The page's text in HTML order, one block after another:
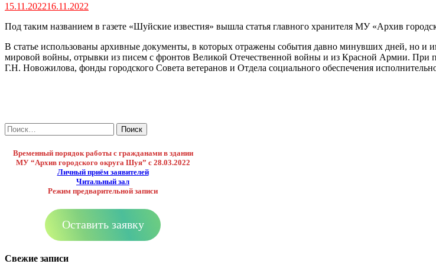
15.11.202216.11.2022
Под таким названием в газете «Шуйские известия» вышла статья главного хранителя МУ «Архив
В статье использованы архивные документы, в которых отражены события давно минувших дней, но
мировой войны, отрывки из писем с фронтов Великой Отечественной войны и из Красной Армии.
Г.Н. Новожилова, фонды городского Совета ветеранов и Отдела социального обеспечения
Найти:
Временный порядок работы с гражданами в здании
МУ “Архив городского округа Шуя” с 28.03.2022
Личный приём заявителей
Читальный зал
Режим предварительной записи
Оставить заявку
Свежие записи